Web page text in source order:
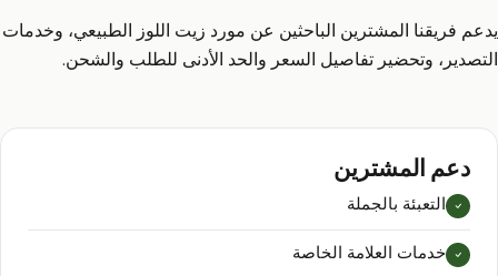
يدعم فريقنا المشترين الباحثين عن مورد زيت اللوز الطبيعي، وخدمات
التصدير، وتحضير تفاصيل السعر والحد الأدنى للطلب والشحن.
دعم المشترين
التعبئة بالجملة
خدمات العلامة الخاصة